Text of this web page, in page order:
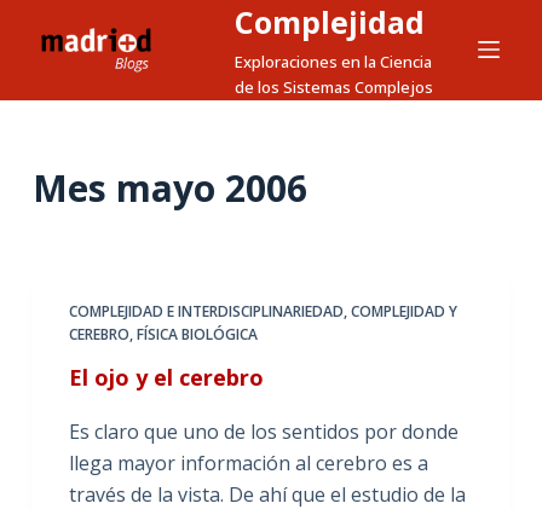
Complejidad
Exploraciones en la Ciencia
de los Sistemas Complejos
Mes mayo 2006
COMPLEJIDAD E INTERDISCIPLINARIEDAD,COMPLEJIDAD Y
CEREBRO,FÍSICA BIOLÓGICA
El ojo y el cerebro
Es claro que uno de los sentidos por donde
llega mayor información al cerebro es a
través de la vista. De ahí que el estudio de la